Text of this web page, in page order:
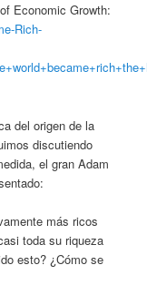
Economic Growth:
Rich-
del origen de la
discutiendo
el gran Adam
más ricos
toda su riqueza
esto? ¿Cómo se